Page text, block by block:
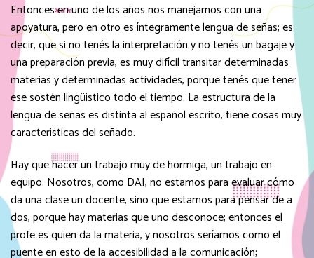
Entonces en uno de los años nos manejamos con una
apoyatura, pero en otro es íntegramente lengua de señas; es
decir, que si no tenés la interpretación y no tenés un bagaje y
una preparación previa, es muy difícil transitar determinadas
materias y determinadas actividades, porque tenés que tener
ese sostén lingüístico todo el tiempo. La estructura de la
lengua de señas es distinta al español escrito, tiene cosas muy
características del señado.
Hay que hacer un trabajo muy de hormiga, un trabajo en
equipo. Nosotros, como DAI, no estamos para evaluar cómo
da una clase un docente, sino que estamos para pensar de a
dos, porque hay materias que uno desconoce; entonces el
profe es quien da la materia, y nosotros seríamos como el
puente en esto de la accesibilidad a la comunicación;